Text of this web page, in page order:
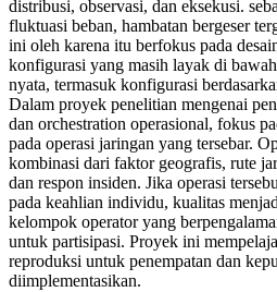
distribusi, observasi, dan eksekusi.
fluktuasi beban, hambatan bergeser
ini oleh karena itu berfokus pada
konfigurasi yang masih layak di
nyata, termasuk konfigurasi
Dalam proyek penelitian mengenai
dan orchestration operasional, fokus
pada operasi jaringan yang tersebar.
kombinasi dari faktor geografis, rute
dan respon insiden. Jika operasi
pada keahlian individu, kualitas
kelompok operator yang
untuk partisipasi. Proyek ini
reproduksi untuk penempatan dan
diimplementasikan.